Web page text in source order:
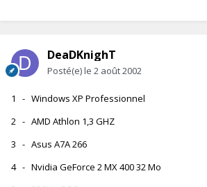
DeaDKnighT
Posté(e)le 2 août 2002
1 - Windows XP Professionnel
2 - AMD Athlon 1,3 GHZ
3 - Asus A7A 266
4 - Nvidia GeForce 2 MX 400 32 Mo